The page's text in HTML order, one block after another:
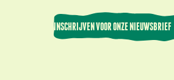
INSCHRIJVEN VOOR ONZE NIEUWSBRIEF